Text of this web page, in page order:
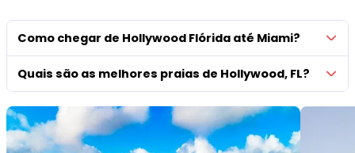
Como chegar de Hollywood Flórida até Miami?
Quais são as melhores praias de Hollywood, FL?